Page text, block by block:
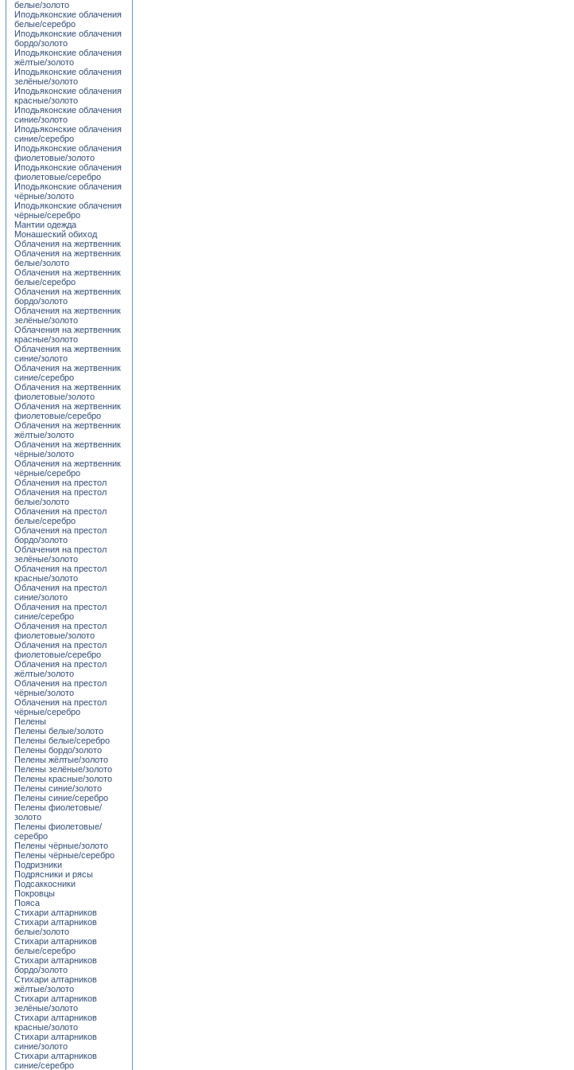
белые/золото
Иподьяконские облачения
белые/серебро
Иподьяконские облачения
бордо/золото
Иподьяконские облачения
жёлтые/золото
Иподьяконские облачения
зелёные/золото
Иподьяконские облачения
красные/золото
Иподьяконские облачения
синие/золото
Иподьяконские облачения
синие/серебро
Иподьяконские облачения
фиолетовые/золото
Иподьяконские облачения
фиолетовые/серебро
Иподьяконские облачения
чёрные/золото
Иподьяконские облачения
чёрные/серебро
Мантии одежда
Монашеский обиход
Облачения на жертвенник
Облачения на жертвенник
белые/золото
Облачения на жертвенник
белые/серебро
Облачения на жертвенник
бордо/золото
Облачения на жертвенник
зелёные/золото
Облачения на жертвенник
красные/золото
Облачения на жертвенник
синие/золото
Облачения на жертвенник
синие/серебро
Облачения на жертвенник
фиолетовые/золото
Облачения на жертвенник
фиолетовые/серебро
Облачения на жертвенник
жёлтые/золото
Облачения на жертвенник
чёрные/золото
Облачения на жертвенник
чёрные/серебро
Облачения на престол
Облачения на престол
белые/золото
Облачения на престол
белые/серебро
Облачения на престол
бордо/золото
Облачения на престол
зелёные/золото
Облачения на престол
красные/золото
Облачения на престол
синие/золото
Облачения на престол
синие/серебро
Облачения на престол
фиолетовые/золото
Облачения на престол
фиолетовые/серебро
Облачения на престол
жёлтые/золото
Облачения на престол
чёрные/золото
Облачения на престол
чёрные/серебро
Пелены
Пелены белые/золото
Пелены белые/серебро
Пелены бордо/золото
Пелены жёлтые/золото
Пелены зелёные/золото
Пелены красные/золото
Пелены синие/золото
Пелены синие/серебро
Пелены фиолетовые/
золото
Пелены фиолетовые/
серебро
Пелены чёрные/золото
Пелены чёрные/серебро
Подризники
Подрясники и рясы
Подсаккосники
Покровцы
Пояса
Стихари алтарников
Стихари алтарников
белые/золото
Стихари алтарников
белые/серебро
Стихари алтарников
бордо/золото
Стихари алтарников
жёлтые/золото
Стихари алтарников
зелёные/золото
Стихари алтарников
красные/золото
Стихари алтарников
синие/золото
Стихари алтарников
синие/серебро